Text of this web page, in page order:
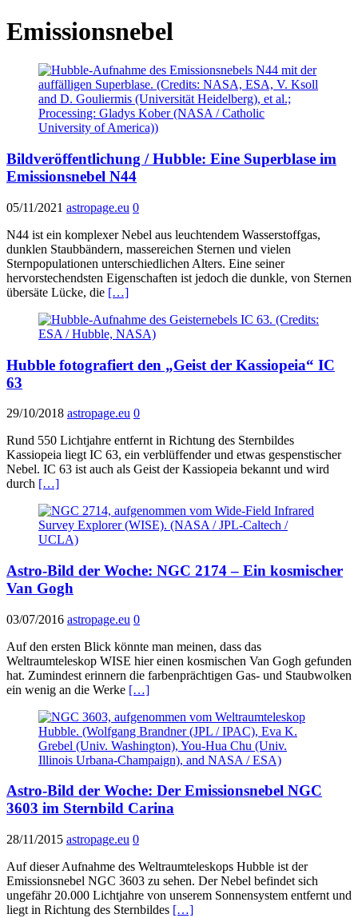
Emissionsnebel
Bildveröffentlichung / Hubble: Eine Superblase im
Emissionsnebel N44
05/11/2021 astropage.eu 0
N44 ist ein komplexer Nebel aus leuchtendem Wasserstoffgas,
dunklen Staubbändern, massereichen Sternen und vielen
Sternpopulationen unterschiedlichen Alters. Eine seiner
hervorstechendsten Eigenschaften ist jedoch die dunkle, von Sternen
übersäte Lücke, die […]
Hubble fotografiert den „Geist der Kassiopeia“ IC
63
29/10/2018 astropage.eu 0
Rund 550 Lichtjahre entfernt in Richtung des Sternbildes
Kassiopeia liegt IC 63, ein verblüffender und etwas gespenstischer
Nebel. IC 63 ist auch als Geist der Kassiopeia bekannt und wird
durch […]
Astro-Bild der Woche: NGC 2174 – Ein kosmischer
Van Gogh
03/07/2016 astropage.eu 0
Auf den ersten Blick könnte man meinen, dass das
Weltraumteleskop WISE hier einen kosmischen Van Gogh gefunden
hat. Zumindest erinnern die farbenprächtigen Gas- und Staubwolken
ein wenig an die Werke […]
Astro-Bild der Woche: Der Emissionsnebel NGC
3603 im Sternbild Carina
28/11/2015 astropage.eu 0
Auf dieser Aufnahme des Weltraumteleskops Hubble ist der
Emissionsnebel NGC 3603 zu sehen. Der Nebel befindet sich
ungefähr 20.000 Lichtjahre von unserem Sonnensystem entfernt und
liegt in Richtung des Sternbildes […]